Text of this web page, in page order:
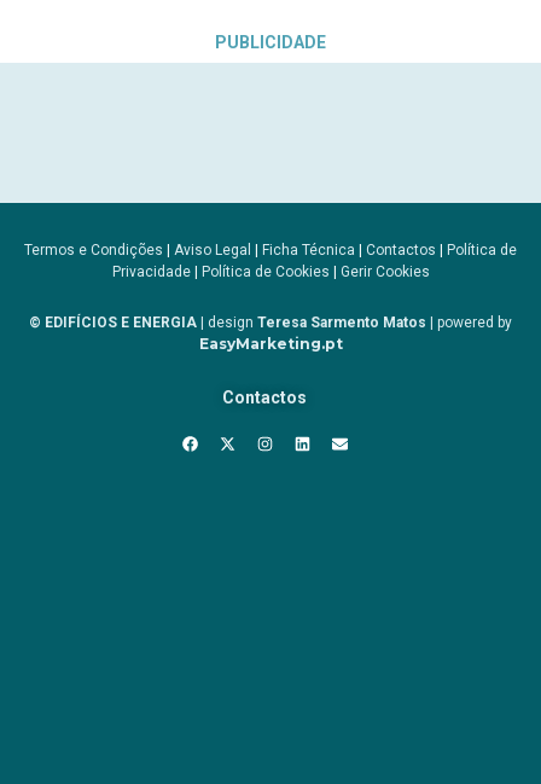
PUBLICIDADE
Termos e Condições | Aviso Legal | Ficha Técnica | Contactos | Política de
Privacidade| Política de Cookies | Gerir Cookies
© EDIFÍCIOS E ENERGIA | design Teresa Sarmento Matos | powered by
EasyMarketing.pt
Contactos